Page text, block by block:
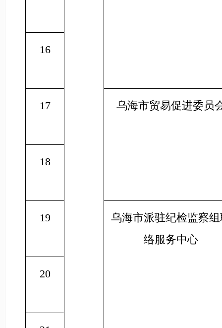
16
17 乌海市贸易促进委员
18
19
乌海市派驻纪检监察
络服务中心
20